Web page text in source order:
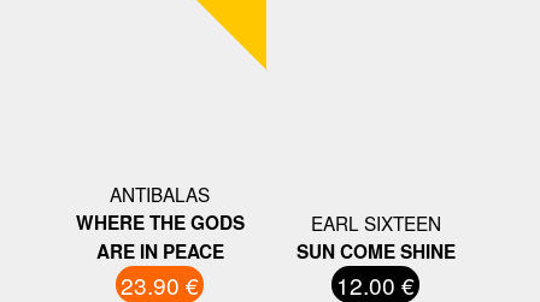
ANTIBALAS
WHERE THE GODS
ARE IN PEACE
23.90 €
EARL SIXTEEN
SUN COME SHINE
12.00 €